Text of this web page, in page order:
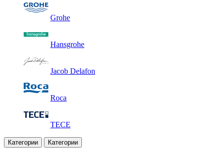
Grohe
Hansgrohe
Jacob Delafon
Roca
TECE
Категории Категории